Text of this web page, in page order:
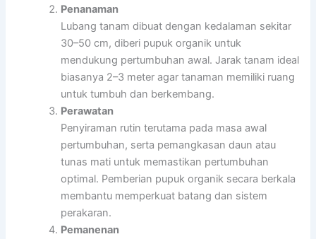
Penanaman
Lubang tanam dibuat dengan kedalaman sekitar
30–50 cm, diberi pupuk organik untuk
mendukung pertumbuhan awal. Jarak tanam ideal
biasanya 2–3 meter agar tanaman memiliki ruang
untuk tumbuh dan berkembang.
Perawatan
Penyiraman rutin terutama pada masa awal
pertumbuhan, serta pemangkasan daun atau
tunas mati untuk memastikan pertumbuhan
optimal. Pemberian pupuk organik secara berkala
membantu memperkuat batang dan sistem
perakaran.
Pemanenan